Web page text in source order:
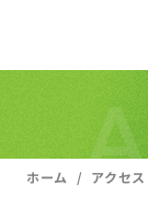
ホーム アクセス